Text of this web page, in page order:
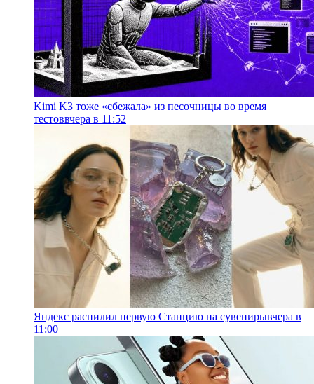
Kimi K3 тоже «сбежала» из песочницы во время
тестоввчера в 11:52
Яндекс распилил первую Станцию на сувенирывчера в
11:00